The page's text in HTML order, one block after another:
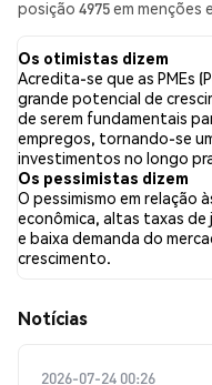
posição 4975 em
em todas as redes sociais
0 artigos de notícias
apresentaram um
NaN% dos tweets com
NaN% dos tweets foram
sentimentos são
Os otimistas dizem
Acredita-se que as PMEs
grande potencial de
de serem fundamentais
empregos, tornando-se
investimentos no longo
Os pessimistas dizem
O pessimismo em relação
econômica, altas taxas
e baixa demanda do
crescimento.
​​Notícias​​
2026-07-24 00:26